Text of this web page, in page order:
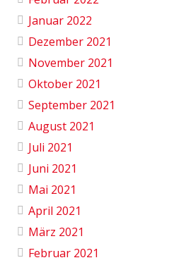
Januar 2022
Dezember 2021
November 2021
Oktober 2021
September 2021
August 2021
Juli 2021
Juni 2021
Mai 2021
April 2021
März 2021
Februar 2021